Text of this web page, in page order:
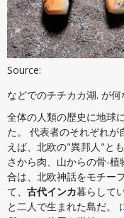
Source:
などでのチチカカ湖. が何
全体の人類の歴史に地球
た。 代表者のそれぞれが
えば、北欧の"異邦人"と
さから肉、山からの骨-
合は、北欧神話をモチー
て、 古代インカ暮らして
と二人で生まれた島だ。